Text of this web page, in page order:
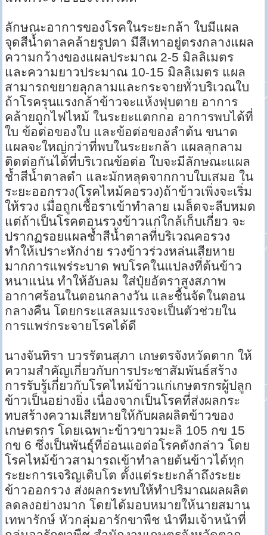
ลักษณะอาการของโรคในระยะกล้า ใบมีแผล
จุดสีน้ำตาลคล้ายรูปตา มีสีเทาอยู่ตรงกลางแผล
ความกว้างของแผลประมาณ 2-5 มิลลิเมตร
และความยาวประมาณ 10-15 มิลลิเมตร แผล
สามารถขยายลุกลามและกระจายทั่วบริเวณใบ
ถ้าโรครุนแรงกล้าข้าวจะแห้งฟุบตาย อาการ
คล้ายถูกไฟไหม้ ในระยะแตกกอ อาการพบได้ที่
ใบ ข้อต่อของใบ และข้อต่อของลำต้น ขนาด
แผลจะใหญ่กว่าที่พบในระยะกล้า แผลลุกลาม
ติดต่อกันได้ที่บริเวณข้อต่อ ใบจะมีลักษณะแผล
ช้ำสีน้ำตาลดำ และมักหลุดจากกาบใบเสมอ ใน
ระยะออกรวง(โรคไหม้คอรวง)ถ้าข้าวเพิ่งจะเริ่ม
ให้รวง เมื่อถูกเชื้อราเข้าทำลาย เมล็ดจะลีบหมด
แต่ถ้าเป็นโรคตอนรวงข้าวแก่ใกล้เก็บเกี่ยว จะ
ปรากฏรอยแผลช้ำสีน้ำตาลที่บริเวณคอรวง
ทำให้เปราะหักง่าย รวงข้าวร่วงหล่นเสียหาย
มากการแพร่ระบาด พบโรคในแปลงที่ต้นข้าว
หนาแน่น ทำให้อับลม ใส่ปุ๋ยอัตราสูงสภาพ
อากาศร้อนในตอนกลางวัน และชื้นจัดในตอน
กลางคืน โดยกระแสลมแรงจะเป็นตัวช่วยใน
การแพร่กระจายโรคได้ดี
นางจันทิรา บวรรัตนสุภา เกษตรจังหวัดตาก ให้
ความสำคัญเกี่ยวกับการประชาสัมพันธ์สร้าง
การรับรู้เกี่ยวกับโรคไหม้ข้าวแก่เกษตรกรผู้ปลูก
ข้าวเป็นอย่างยิ่ง เนื่องจากเป็นโรคที่ส่งผลกระ
ทบสร้างความเสียหายให้กับผลผลิตข้าวของ
เกษตรกร โดยเฉพาะข้าวขาวมะลิ 105 กข 15
กข 6 ซึ่งเป็นพันธุ์ที่อ่อนแอต่อโรคดังกล่าว โดย
โรคไหม้ข้าวสามารถเข้าทำลายต้นข้าวได้ทุก
ระยะการเจริญเติบโต ตั้งแต่ระยะกล้าถึงระยะ
ข้าวออกรวง ส่งผลกระทบให้ทำปริมาณผลผลิต
ลดลงอย่างมาก โดยได้มอบหมายให้นายสมาน
เทพารักษ์ หัวกลุ่มอารักขาพืช นำทีมเจ้าหน้าที่